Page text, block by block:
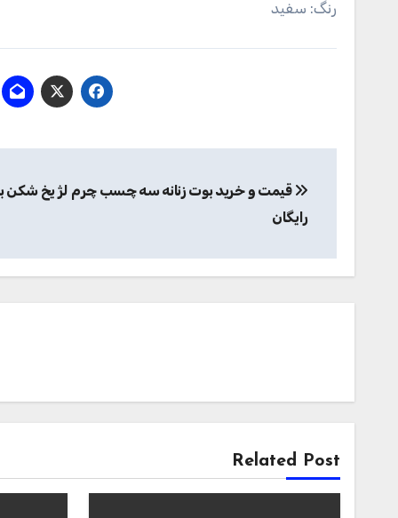
رنگ: سفید
نوشتهقیمت و خرید بوت زنانه سه چسب چرم لژ یخ شکن
رایگان
Related Post